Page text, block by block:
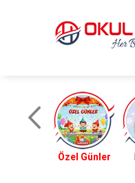
Özel Günler